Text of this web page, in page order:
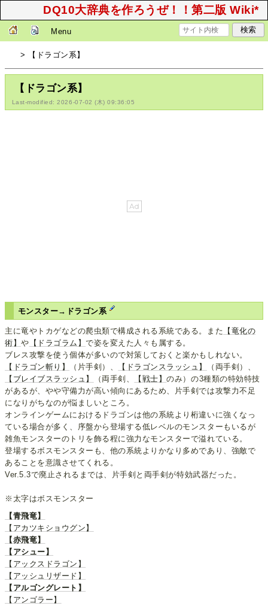
DQ10大辞典を作ろうぜ！！第二版 Wiki*
Menu
> 【ドラゴン系】
【ドラゴン系】
Last-modified: 2026-07-02 (木) 09:36:05
モンスター→ドラゴン系
主に竜やトカゲなどの爬虫類で構成される系統である。また 【竜化の
術】や 【ドラゴラム】で姿を変えた人々も属する。
ブレス攻撃を使う個体が多いので対策しておくと楽かもしれない。
【ドラゴン斬り】
（片手剣）、 【ドラゴンスラッシュ】
（両手剣）、
【ブレイブスラッシュ】
（両手剣、 【戦士】のみ）の3種類の特効特技
があるが、やや守備力が高い傾向にあるため、片手剣では攻撃力不足
になりがちなのが悩ましいところ。
オンラインゲームにおけるドラゴンは他の系統より桁違いに強くなっ
ている場合が多く、序盤から登場する低レベルのモンスターもいるが
雑魚モンスターのトリを飾る程に強力なモンスターで溢れている。
登場するボスモンスターも、他の系統よりかなり多めであり、強敵で
あることを意識させてくれる。
Ver.5.3で廃止されるまでは、片手剣と両手剣が特効武器だった。
※太字はボスモンスター
【青飛竜】
【アカツキショウグン】
【赤飛竜】
【アシュー】
【アックスドラゴン】
【アッシュリザード】
【アルゴングレート】
【アンゴラー】